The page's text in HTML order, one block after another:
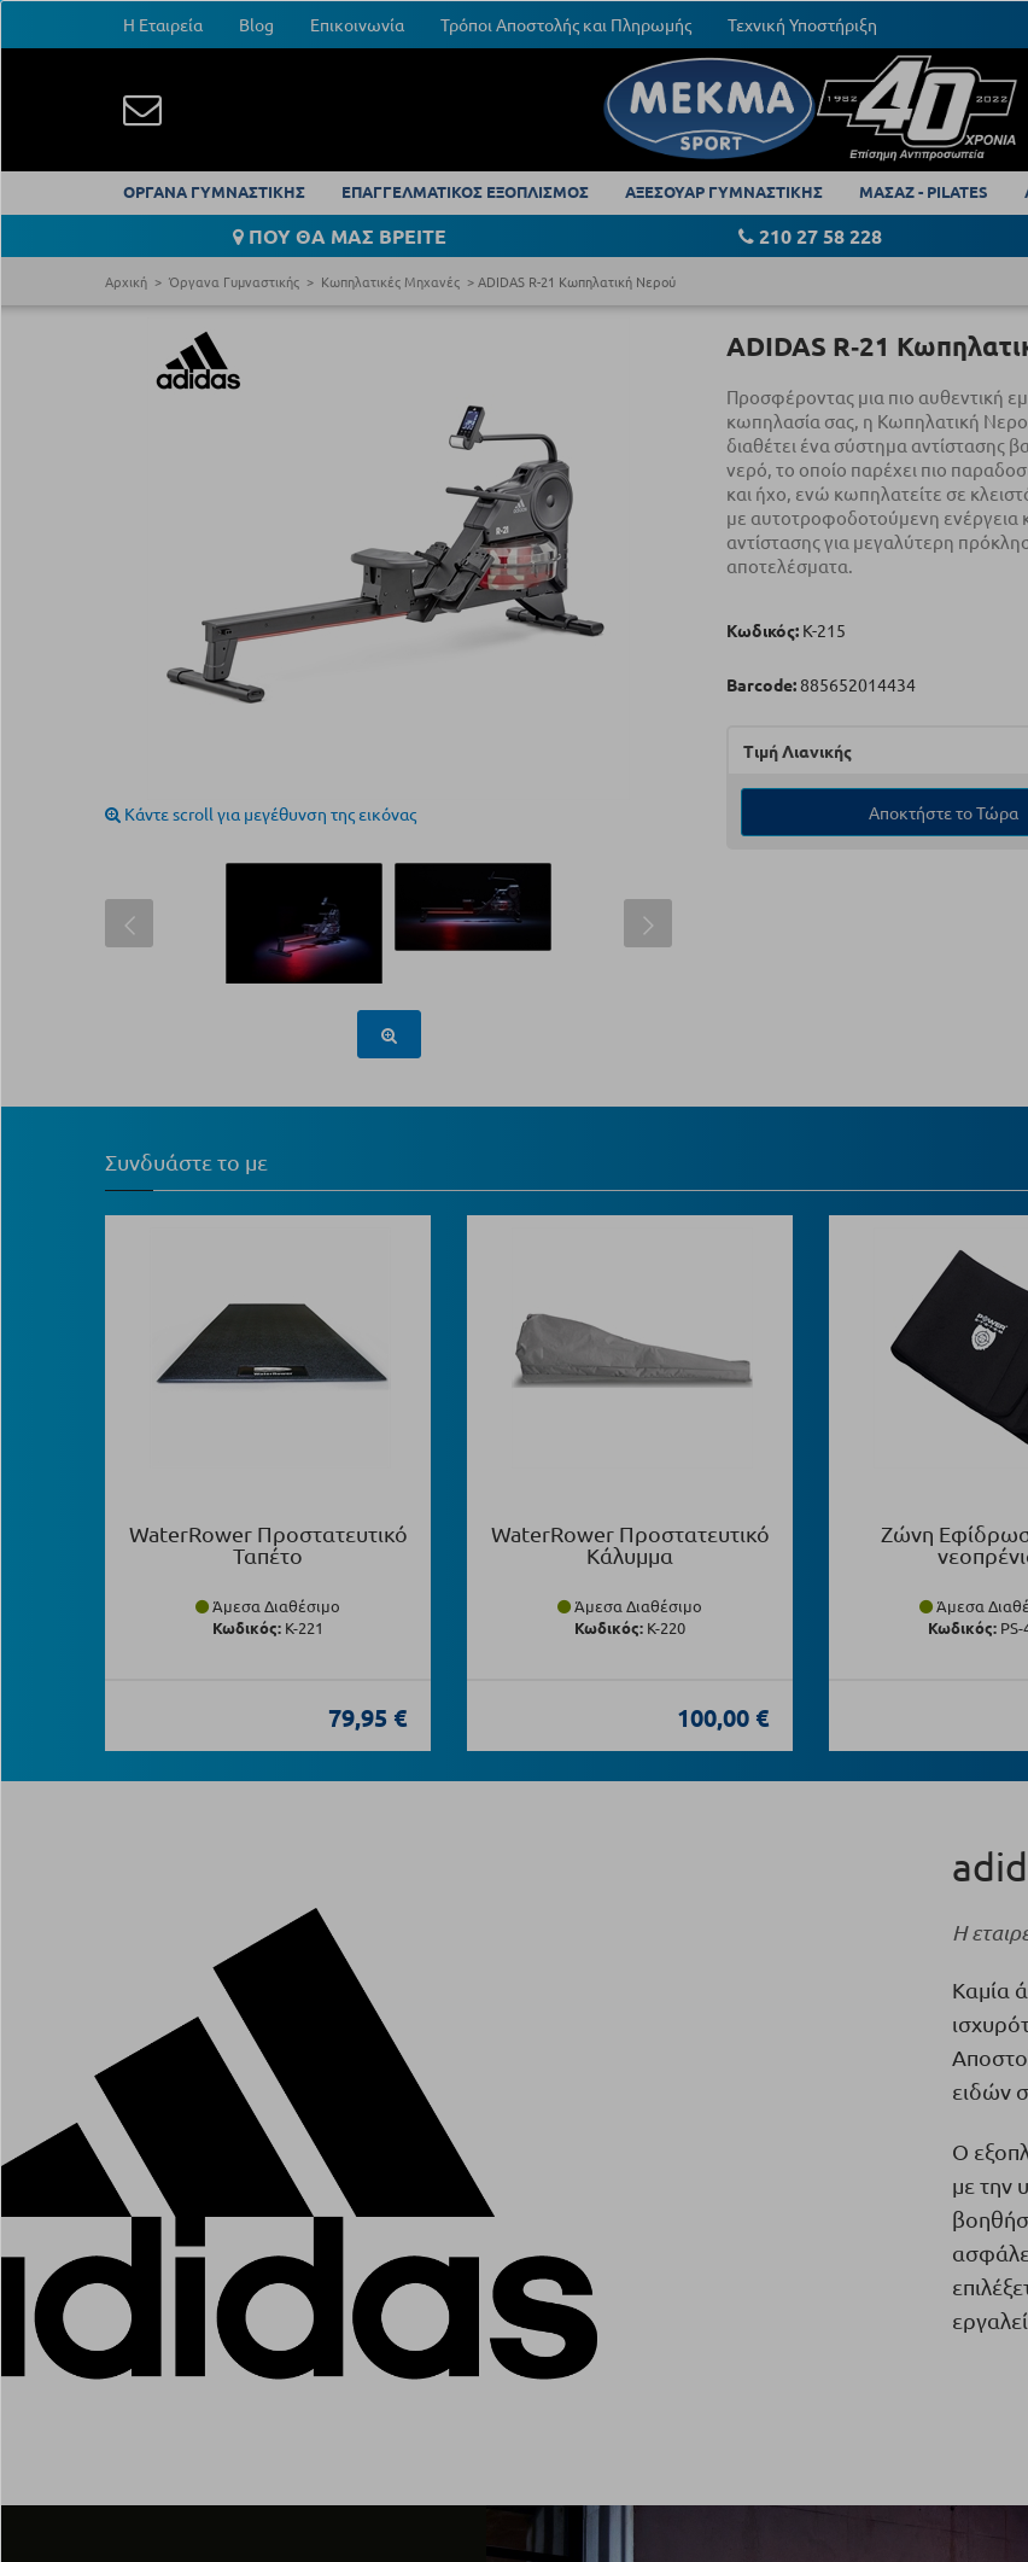
Η Εταιρεία Blog Επικοινωνία Τρόποι Αποστολής και Πληρωμής Τεχνική Υποστήριξη
ΟΡΓΑΝΑ ΓΥΜΝΑΣΤΙΚΗΣ ΕΠΑΓΓΕΛΜΑΤΙΚΟΣ ΕΞΟΠΛΙΣΜΟΣ ΑΞΕΣΟΥΑΡ ΓΥΜΝΑΣΤΙΚΗΣ ΜΑΣΑΖ - PILATES
ΠΟΥ ΘΑ ΜΑΣ ΒΡΕΙΤΕ 210 27 58 228
Αρχική Όργανα Γυμναστικής Κωπηλατικές Μηχανές ADIDAS R-21 Κωπηλατική Νερού
Κάντε scroll για μεγέθυνση της εικόνας
ADIDAS R‑21
Προσφέροντας μια πιο αυθεντική
κωπηλασία σας, η Κωπηλατική
διαθέτει ένα σύστημα αντίστασης
νερό, το οποίο παρέχει πιο
και ήχο, ενώ κωπηλατείτε σε
με αυτοτροφοδοτούμενη ενέργεια
αντίστασης για μεγαλύτερη
αποτελέσματα.
Κωδικός: Κ-215
Barcode:885652014434
Τιμή Λιανικής
Αποκτήστε το Τώρα
Συνδυάστε το με
WaterRower Προστατευτικό
Ταπέτο
Άμεσα Διαθέσιμο
Κωδικός: Κ-221
79,95 €
WaterRower Προστατευτικό
Κάλυμμα
Άμεσα Διαθέσιμο
Κωδικός: Κ-220
100,00 €
Ζώνη
Άμεσα
Κωδικός:PS-
Η
Καμία
ειδών
Ο
με την